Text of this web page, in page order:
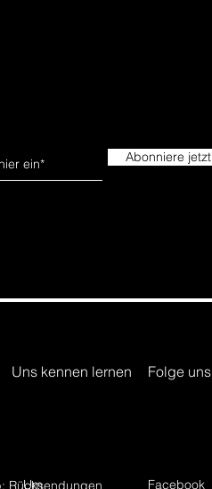
Abonniere jetzt
Uns kennen lernen Folge uns
Rücksendungen
Um Facebook